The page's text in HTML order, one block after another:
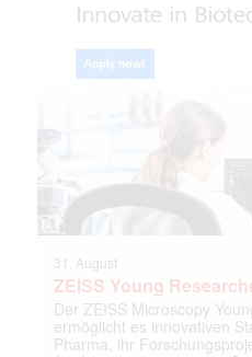
31. August
ZEISS Young
Der ZEISS Microscopy
ermöglicht es innovativen
Pharma, ihr